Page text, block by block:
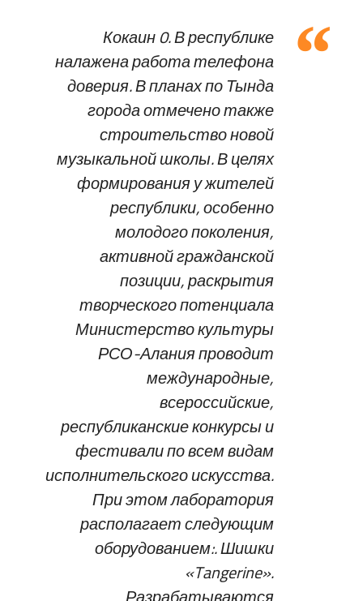
Кокаин 0. В республике
налажена работа телефона
доверия. В планах по Тында
города отмечено также
строительство новой
музыкальной школы. В целях
формирования у жителей
республики, особенно
молодого поколения,
активной гражданской
позиции, раскрытия
творческого потенциала
Министерство культуры
РСО-Алания проводит
международные,
всероссийские,
республиканские конкурсы и
фестивали по всем видам
исполнительского искусства.
При этом лаборатория
располагает следующим
оборудованием:. Шишки
«Tangerine».